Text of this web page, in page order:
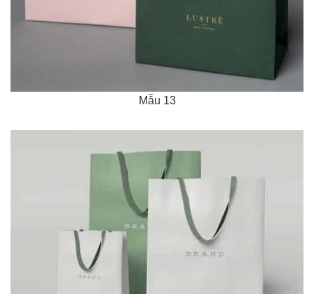
Mẫu 13